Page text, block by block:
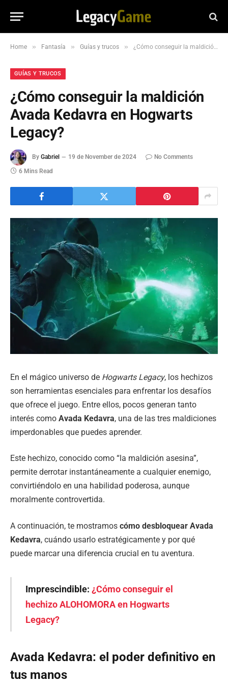
Home » Fantasía » Guías y trucos » ¿Cómo conseguir la maldición Avada Kedavra en Hogwarts Legacy?
GUÍAS Y TRUCOS
¿Cómo conseguir la maldición
Avada Kedavra en Hogwarts
Legacy?
By Gabriel 19 de November de 2024
No Comments
6 Mins Read
En el mágico universo de Hogwarts Legacy, los hechizos
son herramientas esenciales para enfrentar los desafíos
que ofrece el juego. Entre ellos, pocos generan tanto
interés como Avada Kedavra, una de las tres maldiciones
imperdonables que puedes aprender.
Este hechizo, conocido como “la maldición asesina”,
permite derrotar instantáneamente a cualquier enemigo,
convirtiéndolo en una habilidad poderosa, aunque
moralmente controvertida.
A continuación, te mostramos cómo desbloquear Avada
Kedavra, cuándo usarlo estratégicamente y por qué
puede marcar una diferencia crucial en tu aventura.
Imprescindible: ¿Cómo conseguir el
hechizo ALOHOMORA en Hogwarts
Legacy?
Avada Kedavra: el poder definitivo en
tus manos